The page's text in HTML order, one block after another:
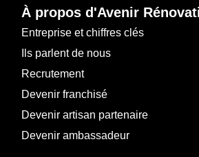
À propos d'Avenir
Entreprise et chiffres clés
Ils parlent de nous
Recrutement
Devenir franchisé
Devenir artisan partenaire
Devenir ambassadeur